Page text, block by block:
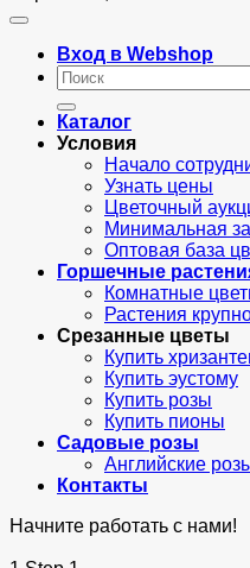
Вход в Webshop
Искать:
Каталог
Условия
Начало
Узнать цены
Цветочный
Минимальная
Оптовая база
Горшечные
Комнатные
Растения
Срезанные цветы
Купить
Купить эустому
Купить розы
Купить пионы
Садовые розы
Английские
Контакты
Начните работать с нами!